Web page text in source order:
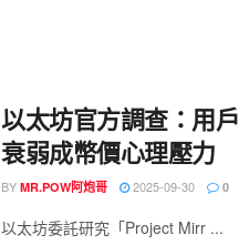
以太坊官方調查：用
衰弱成幣價心理壓力
BY MR.POW阿炮哥 2025-09-30 0
以太坊委託研究「Project Mirr ...